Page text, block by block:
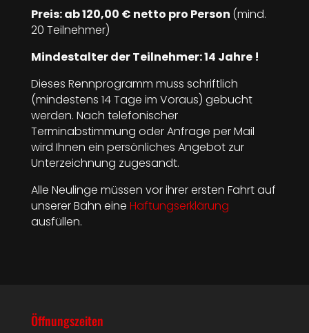
Preis: ab 120,00 € netto pro Person (mind.
20 Teilnehmer)
Mindestalter der Teilnehmer: 14 Jahre !
Dieses Rennprogramm muss schriftlich
(mindestens 14 Tage im Voraus) gebucht
werden. Nach telefonischer
Terminabstimmung oder Anfrage per Mail
wird Ihnen ein persönliches Angebot zur
Unterzeichnung zugesandt.
Alle Neulinge müssen vor ihrer ersten Fahrt auf
unserer Bahn eine Haftungserklärung
ausfüllen.
Öffnungszeiten